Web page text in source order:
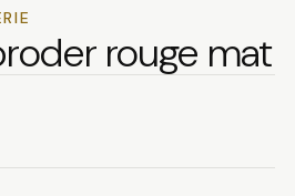
rouge mat